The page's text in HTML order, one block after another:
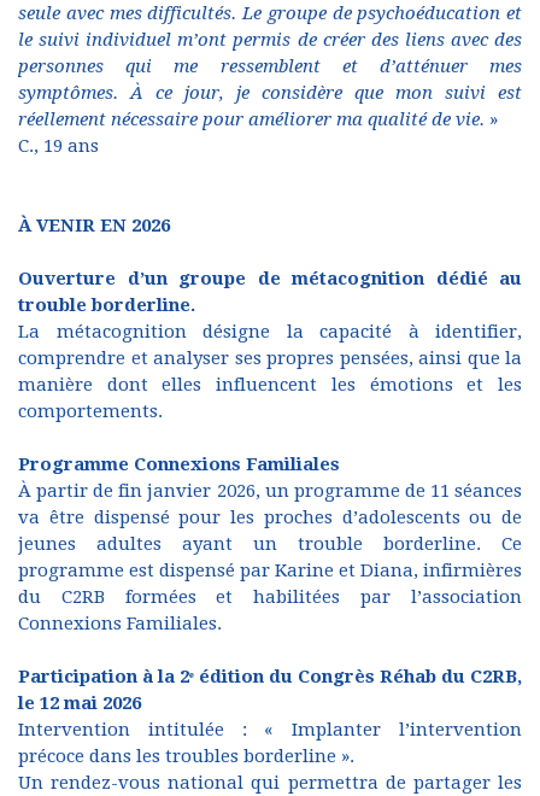
seule avec mes difficultés. Le groupe de psychoéducation et
le suivi individuel m’ont permis de créer des liens avec des
personnes qui me ressemblent et d’atténuer mes
symptômes. À ce jour, je considère que mon suivi est
réellement nécessaire pour améliorer ma qualité de vie. »
C., 19 ans
À VENIR EN 2026
Ouverture d’un groupe de métacognition dédié au
trouble borderline.
La métacognition désigne la capacité à identifier,
comprendre et analyser ses propres pensées, ainsi que la
manière dont elles influencent les émotions et les
comportements.
Programme Connexions Familiales
À partir de fin janvier 2026, un programme de 11 séances
va être dispensé pour les proches d’adolescents ou de
jeunes adultes ayant un trouble borderline. Ce
programme est dispensé par Karine et Diana, infirmières
du C2RB formées et habilitées par l’association
Connexions Familiales.
Participation à la 2ᵉ édition du Congrès Réhab du C2RB,
le 12 mai 2026
Intervention intitulée : « Implanter l’intervention
précoce dans les troubles borderline ».
Un rendez-vous national qui permettra de partager les